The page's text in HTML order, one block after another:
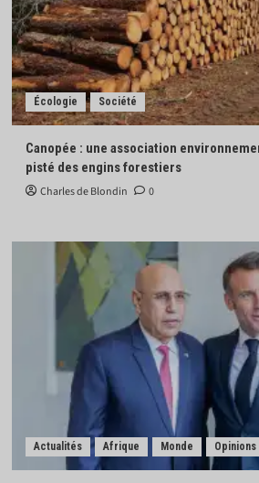
Écologie Société
Canopée : une association
pisté des engins forestiers
Charles de Blondin 0
Actualités Afrique Monde Opinions